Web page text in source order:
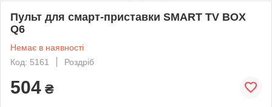
Пульт для смарт-приставки SMART TV BOX
Q6
Немає в наявності
Код: 5161
Роздріб
504 ₴